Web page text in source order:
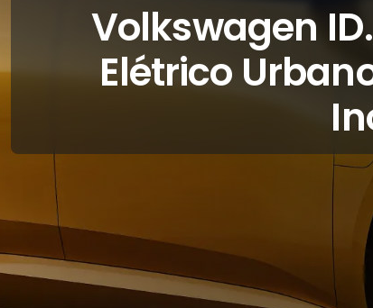
Volkswagen
Elétrico